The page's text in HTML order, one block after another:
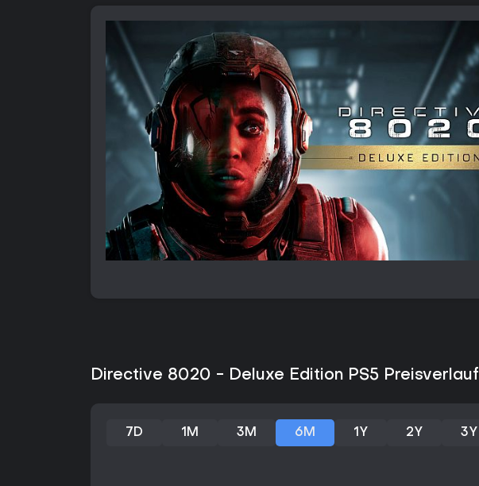
Directive 8020 - Deluxe Edition PS5 Preisverlauf
7D 1M 3M 6M 1Y 2Y 3Y